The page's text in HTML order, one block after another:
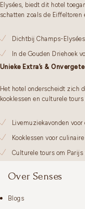
Elysées, biedt dit hotel
schatten zoals de Eiffeltoren
Dichtbij Champs-
In de Gouden Driehoek
Unieke Extra’s &
Het hotel onderscheidt zich
kooklessen en culturele
Livemuziekavonden voor
Kooklessen voor
Culturele tours om Parijs
Over Senses
Blogs